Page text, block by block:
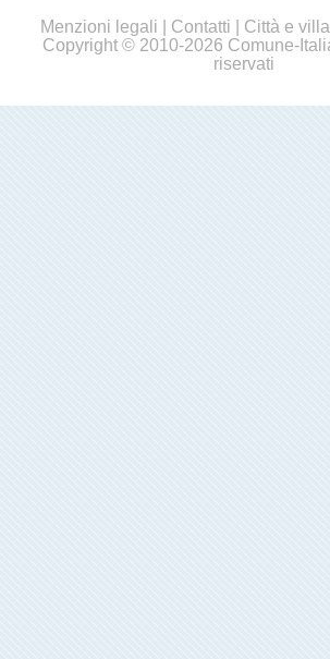
Menzioni legali
Contatti Città e
Copyright © 2010-2026 Comune-
riservati